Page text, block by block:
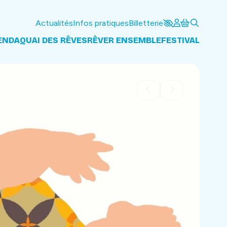
ActualitésInfos pratiquesBilletterie
QUAI DES RÊVESRÊVER ENSEMBLEFESTIVAL